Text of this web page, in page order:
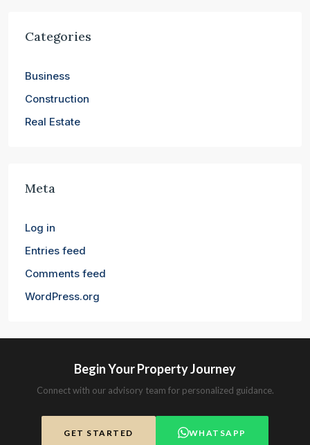
Categories
Business
Construction
Real Estate
Meta
Log in
Entries feed
Comments feed
WordPress.org
Begin Your Property Journey
Connect with our advisory team for personalized guidance.
GET STARTED WHATSAPP